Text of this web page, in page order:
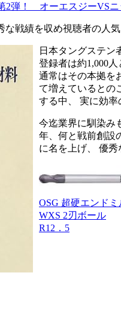
2弾！ オーエスジーVSニ
な戦績を収め視聴者の人
日本タングステン
登録者は約1,000
通常はその本拠を
て増えているとの
する中、 実に効率
今迄業界に馴染み
年、何と戦前創設
に名を上げ、 優秀
OSG 超硬エンドミ
WXS 2刃ボール
R12．5